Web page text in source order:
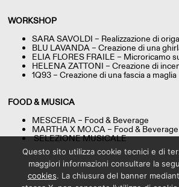
WORKSHOP
SARA SAVOLDI – Realizzazione di
BLU LAVANDA – Creazione di una
ELIA FLORES FRAILE – Microricamo
HELENA ZATTONI – Creazione di
1Q93 – Creazione di una fascia a maglia
FOOD & MUSICA
MESCERIA – Food & Beverage
MARTHA X MO.CA – Food & Beverage
SELEZIONE MUSICALE
Questo sito utilizza cookie tecnici e di
maggiori informazioni consultare la
cookies. La chiusura del banner